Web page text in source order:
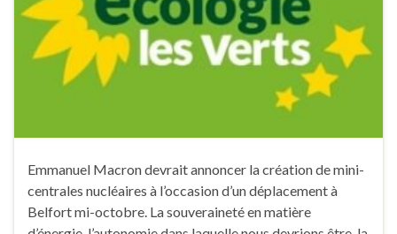
Emmanuel Macron devrait annoncer la création de mini-
centrales nucléaires à l’occasion d’un déplacement à
Belfort mi-octobre. La souveraineté en matière